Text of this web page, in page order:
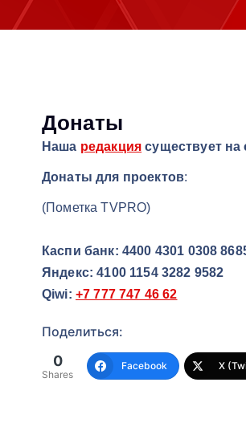
Донаты
Наша редакция существует
Донаты для проектов:
(Пометка TVPRO)
Каспи банк: 4400 4301 0308
‌Яндекс: 4100 1154 3282 9582
Qiwi: +7 777 747 46 62
Поделиться:
0
Shares
Facebook X